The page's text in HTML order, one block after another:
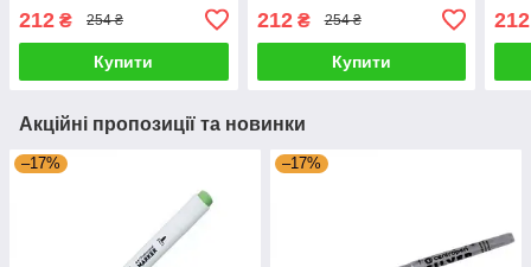
212 ₴ 254 ₴
Купити
212₴ 254 ₴
Купити
212
Акційні пропозиції та новинки
–17% –17%